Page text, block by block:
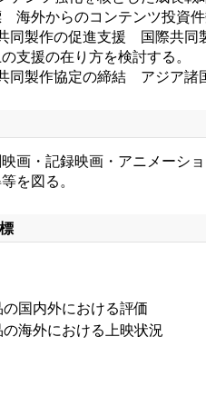
外からのコンテンツ投資件
製作の促進支援 国際共同製
支援の在り方を検討する。
製作協定の締結 アジア諸国
画・記録映画・アニメーシ
を図る。
の国内外における評価
の海外における上映状況